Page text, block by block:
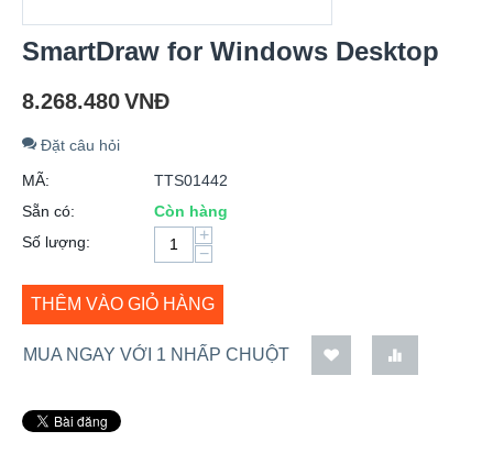
SmartDraw for Windows Desktop
8.268.480VNĐ
Đặt câu hỏi
MÃ:
TTS01442
Sẵn có:
Còn hàng
Số lượng:
+
−
THÊM VÀO GIỎ HÀNG
MUA NGAY VỚI 1 NHẤP CHUỘT